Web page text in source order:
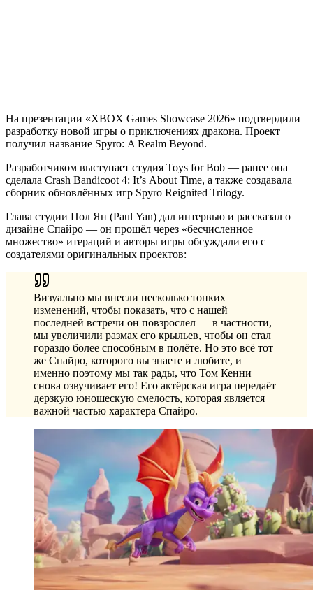
На презентации «XBOX Games Showcase 2026» подтвердили
разработку новой игры о приключениях дракона. Проект
получил название Spyro: A Realm Beyond.
Разработчиком выступает студия Toys for Bob — ранее она
сделала Crash Bandicoot 4: It’s About Time, а также создавала
сборник обновлённых игр Spyro Reignited Trilogy.
Глава студии Пол Ян (Paul Yan) дал интервью и рассказал о
дизайне Спайро — он прошёл через «бесчисленное
множество» итераций и авторы игры обсуждали его с
создателями оригинальных проектов:
Визуально мы внесли несколько тонких
изменений, чтобы показать, что с нашей
последней встречи он повзрослел — в частности,
мы увеличили размах его крыльев, чтобы он стал
гораздо более способным в полёте. Но это всё тот
же Спайро, которого вы знаете и любите, и
именно поэтому мы так рады, что Том Кенни
снова озвучивает его! Его актёрская игра передаёт
дерзкую юношескую смелость, которая является
важной частью характера Спайро.